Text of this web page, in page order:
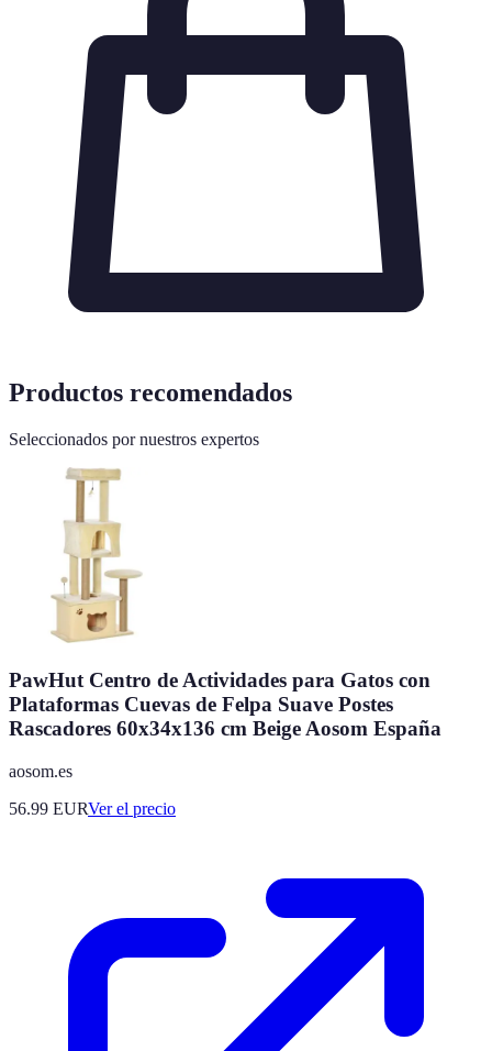
Productos recomendados
Seleccionados por nuestros expertos
PawHut Centro de Actividades para Gatos con
Plataformas Cuevas de Felpa Suave Postes
Rascadores 60x34x136 cm Beige Aosom España
aosom.es
56.99 EURVer el precio